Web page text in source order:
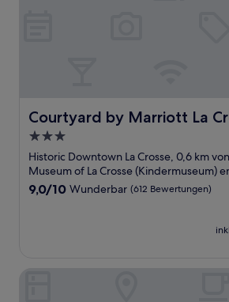
Courtyard by Marriott La
Courtyard by Marriott La Crosse
3.0-
Sterne-
Unterkunft
Historic Downtown La Crosse, 0,6 km
Museum of La Crosse (Kindermuseum)
9.0
9,0/10 Wunderbar (612 Bewertungen)